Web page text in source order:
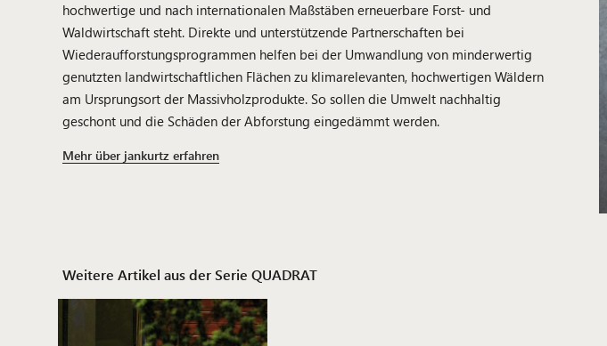
hochwertige und nach internationalen Maßstäben erneuerbare Forst- und
Waldwirtschaft steht. Direkte und unterstützende Partnerschaften bei
Wiederaufforstungsprogrammen helfen bei der Umwandlung von minderwertig
genutzten landwirtschaftlichen Flächen zu klimarelevanten, hochwertigen Wäldern
am Ursprungsort der Massivholzprodukte. So sollen die Umwelt nachhaltig
geschont und die Schäden der Abforstung eingedämmt werden.
Mehr über jankurtz erfahren
Weitere Artikel aus der Serie QUADRAT